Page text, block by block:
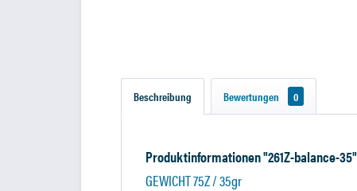
Beschreibung Bewertungen 0
Produktinformationen "261Z-balance-35"
GEWICHT 75Z / 35gr